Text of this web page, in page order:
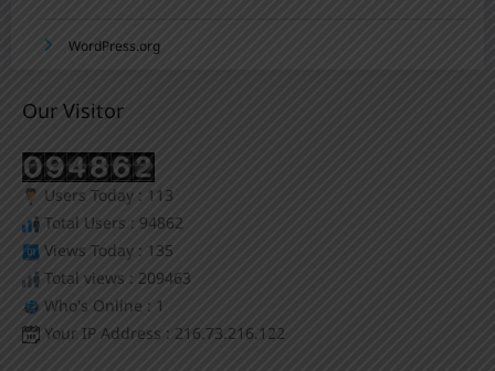
WordPress.org
Our Visitor
Users Today : 113
Total Users : 94862
Views Today : 135
Total views : 209463
Who's Online : 1
Your IP Address : 216.73.216.122